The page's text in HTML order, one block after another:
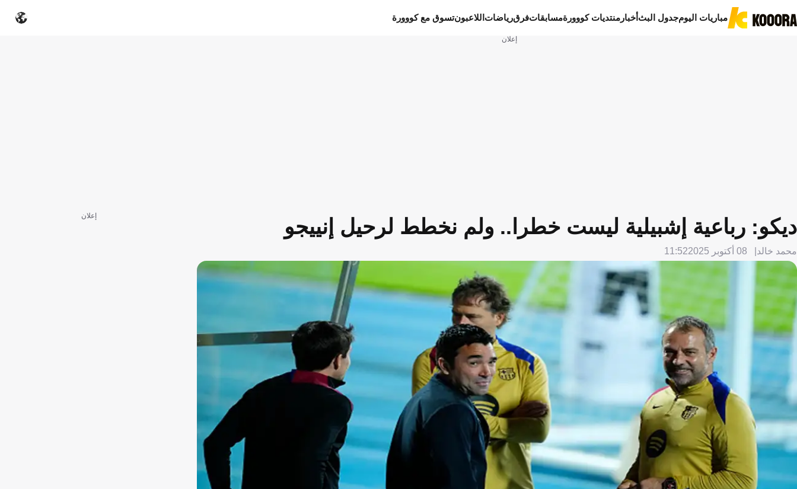
مباريات اليومجدول البثأخبار منتديات كووورةمسابقاتفرقرياضات اللاعبونتسوق مع كووورة
إعلان
ديكو: رباعية إشبيلية ليست خطرا.. ولم نخطط لرحيل إنييجو
محمد خالد 08 أكتوبر 2025 11:52
إعلان